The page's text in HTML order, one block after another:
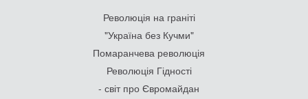
Революція на граніті
"Україна без Кучми"
Помаранчева революція
Революція Гідності
- світ про Євромайдан